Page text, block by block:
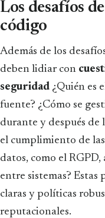
Los desafíos
código
Además de los
deben lidiar con
seguridad ¿Quién es
fuente? ¿Cómo se
durante y después de
el cumplimiento de
datos, como el
entre sistemas? Estas
claras y políticas
reputacionales.